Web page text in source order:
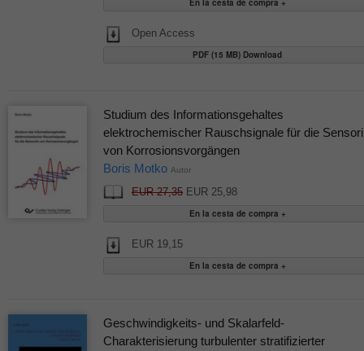
Open Access
PDF (15 MB) Download
Studium des Informationsgehaltes
elektrochemischer Rauschsignale für die
von Korrosionsvorgängen
Boris Motko Autor
EUR 27,35EUR 25,98
EUR 19,15
Geschwindigkeits- und Skalarfeld-
Charakterisierung turbulenter stratifizierter